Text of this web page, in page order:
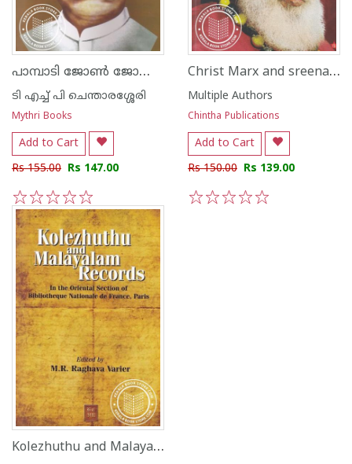
പാമ്പാടി ജോണ്‍ ജോസഫ്
ടി എച്ച് പി ചെന്താരശ്ശേരി
Mythri Books
Add to Cart
Rs 155.00 Rs 147.00
5
4
3
2
1
Christ Marx and sreenarayana Guru A Colloquy By Philippose Mar Chrysostom Senior Metropolitan and M A Baby
Multiple Authors
Chintha Publications
Add to Cart
Rs 150.00 Rs 139.00
Kolezhuthu and Malayalam Records